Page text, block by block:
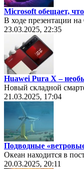
Microsoft обещает,
В ходе презентации
23.03.2025, 22:35
Huawei Pura X –
Новый складной
21.03.2025, 17:04
Подводные
Океан находится в
20.03.2025, 20:11